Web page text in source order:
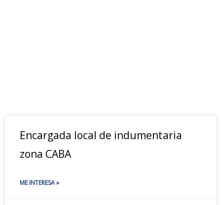
Encargada local de indumentaria
zona CABA
ME INTERESA »